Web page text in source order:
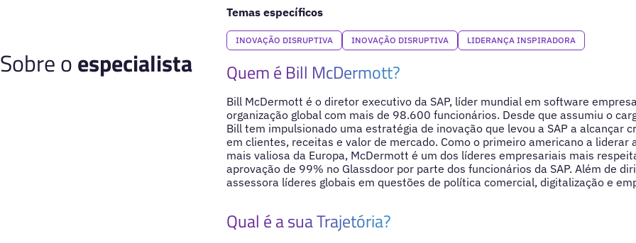
Temas específicos
INOVAÇÃO DISRUPTIVA INOVAÇÃO DISRUPTIVA LIDERANÇA INSPIRADORA
Sobre oespecialista Quem é Bill McDermott?
Bill McDermott é o diretor executivo da SAP, líder mundial em software
organização global com mais de 98.600 funcionários. Desde que assumiu o
Bill tem impulsionado uma estratégia de inovação que levou a SAP a alcançar
em clientes, receitas e valor de mercado. Como o primeiro americano a liderar
mais valiosa da Europa, McDermott é um dos líderes empresariais mais
aprovação de 99% no Glassdoor por parte dos funcionários da SAP. Além de
assessora líderes globais em questões de política comercial, digitalização e
Qual é a sua Trajetória?